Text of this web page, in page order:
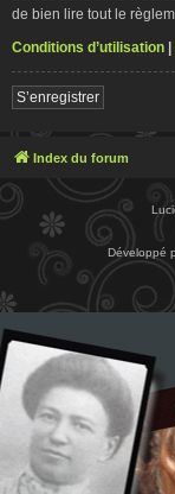
de bien lire tout le
Conditions d’utilisation |
S’enregistrer
Index du forum
Développé